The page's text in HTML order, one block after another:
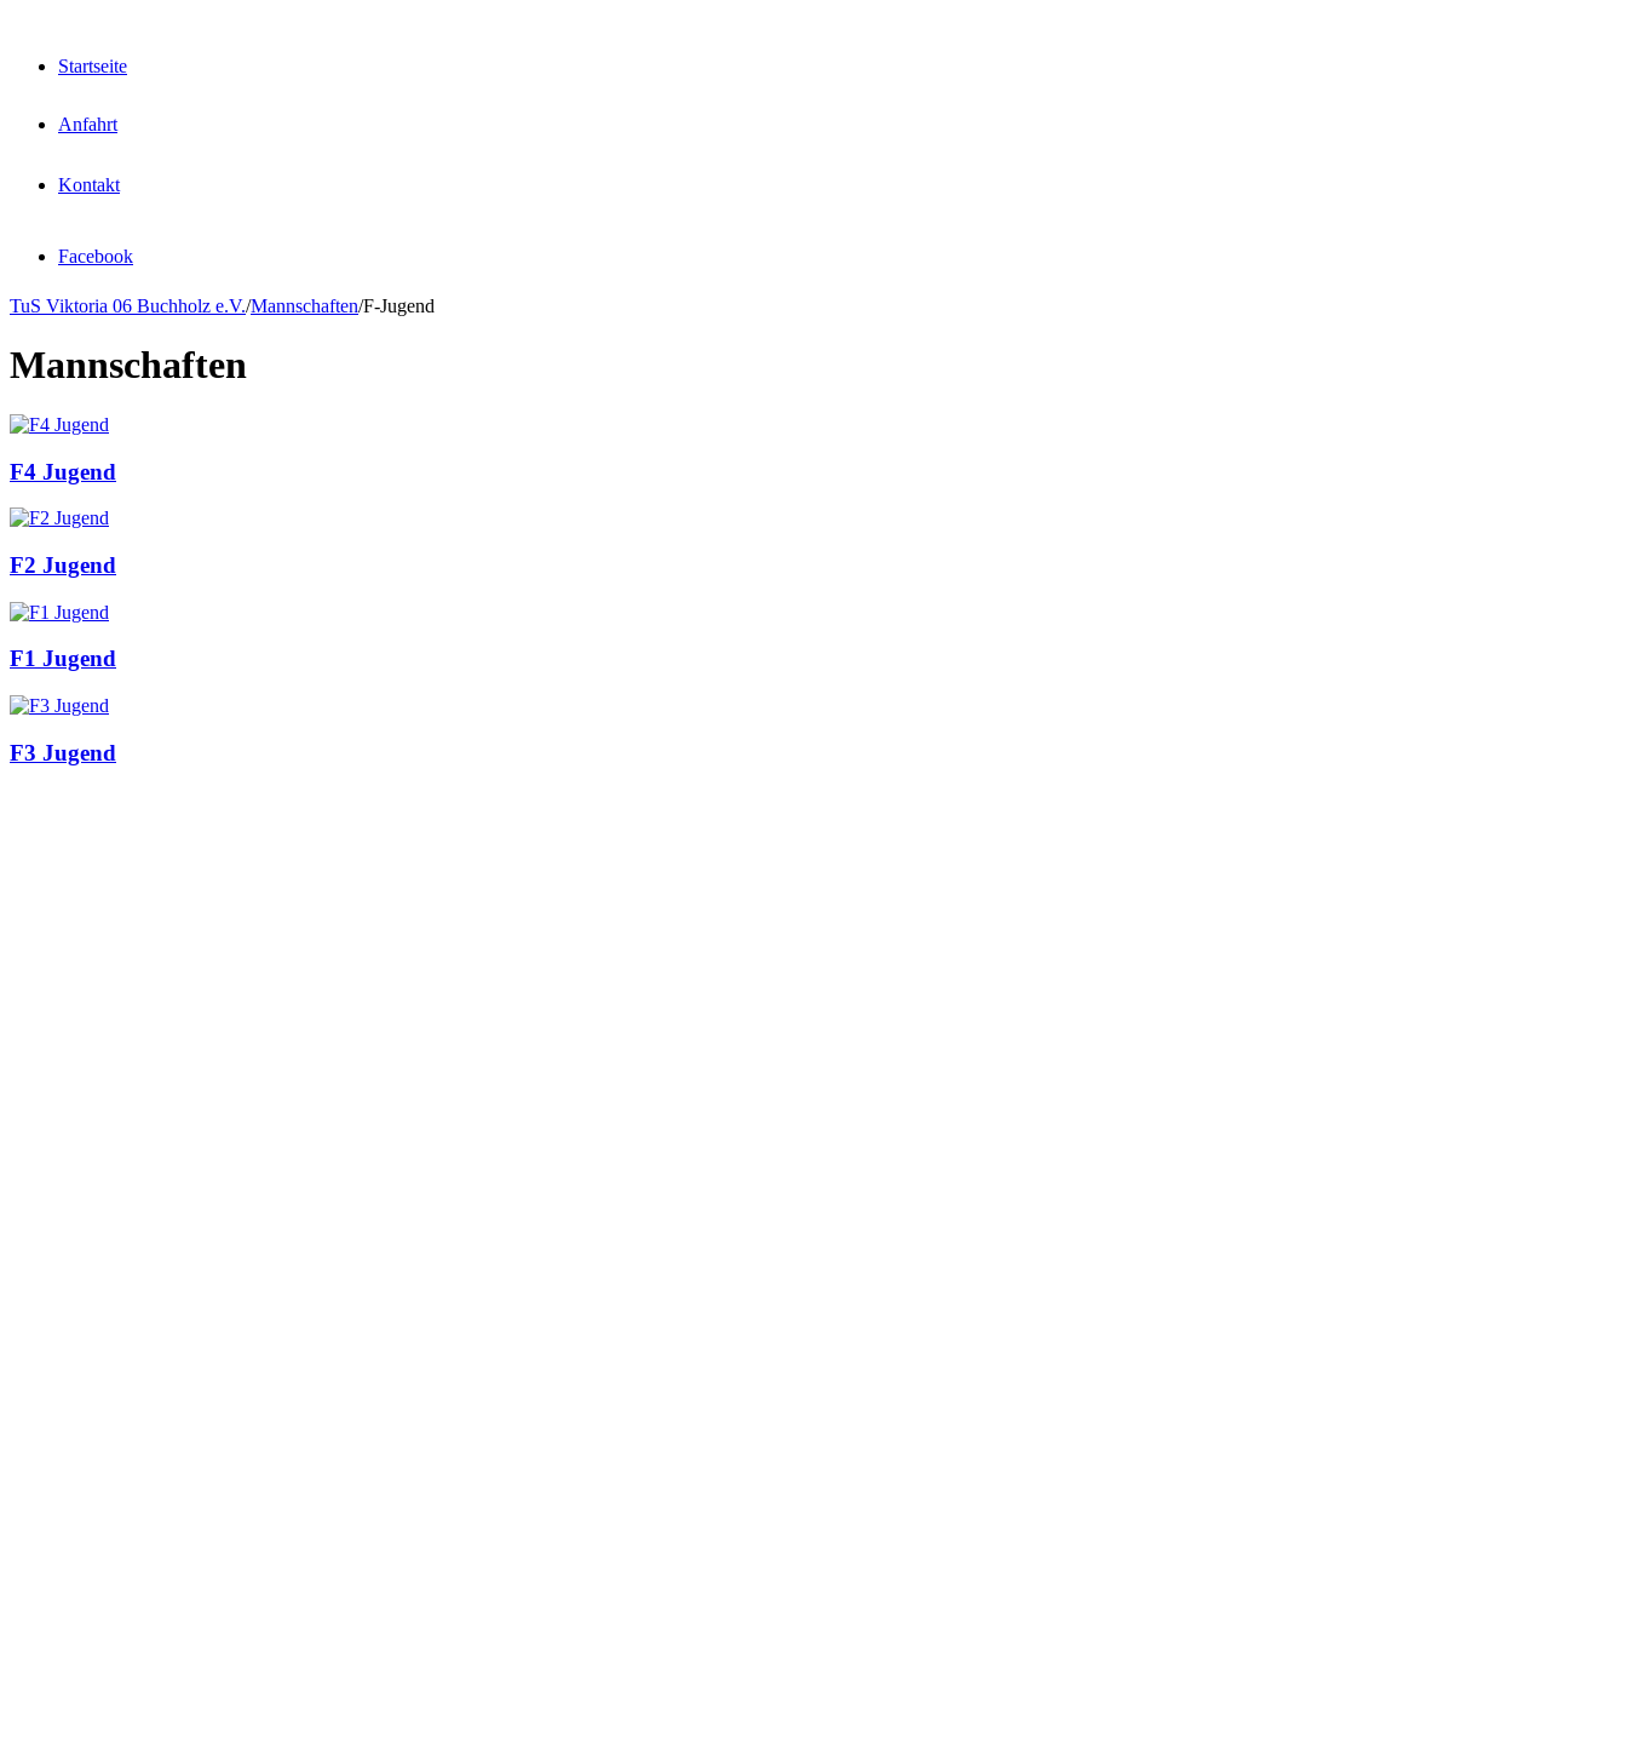
Startseite
Anfahrt
Kontakt
Facebook
TuS Viktoria 06 Buchholz e.V./Mannschaften/F-Jugend
Mannschaften
F4 Jugend
F2 Jugend
F1 Jugend
F3 Jugend